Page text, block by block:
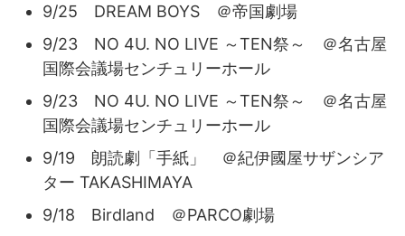
9/25 DREAM BOYS ＠帝国劇場
9/23 NO 4U. NO LIVE ～TEN祭～ ＠名古屋
国際会議場センチュリーホール
9/23 NO 4U. NO LIVE ～TEN祭～ ＠名古屋
国際会議場センチュリーホール
9/19 朗読劇「手紙」 ＠紀伊國屋サザンシア
ター TAKASHIMAYA
9/18 Birdland ＠PARCO劇場